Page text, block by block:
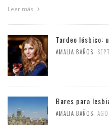
Leer más
Tardeo lésbico:
AMALIA BAÑOS,
Bares para
AMALIA BAÑOS,